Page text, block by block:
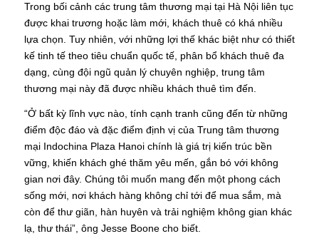
Trong bối cảnh các trung tâm thương mại tại Hà Nội liên tục
được khai trương hoặc làm mới, khách thuê có khá nhiều
lựa chọn. Tuy nhiên, với những lợi thế khác biệt như có thiết
kế tinh tế theo tiêu chuẩn quốc tế, phân bổ khách thuê đa
dạng, cùng đội ngũ quản lý chuyên nghiệp, trung tâm
thương mại này đã được nhiều khách thuê tìm đến.
“Ở bất kỳ lĩnh vực nào, tính cạnh tranh cũng đến từ những
điểm độc đáo và đặc điểm định vị của Trung tâm thương
mại Indochina Plaza Hanoi chính là giá trị kiến trúc bền
vững, khiến khách ghé thăm yêu mến, gắn bó với không
gian nơi đây. Chúng tôi muốn mang đến một phong cách
sống mới, nơi khách hàng không chỉ tới để mua sắm, mà
còn để thư giãn, hàn huyên và trải nghiệm không gian khác
lạ, thư thái”, ông Jesse Boone cho biết.